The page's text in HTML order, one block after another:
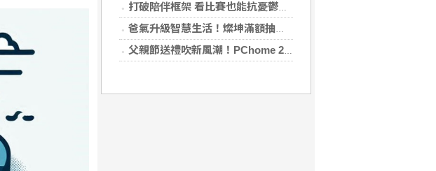
打破陪伴框架 看比賽也能抗憂鬱？日最新研究指出：觀看運動賽事 老年憂鬱症風險降低3成
爸氣升級智慧生活！燦坤滿額抽折疊旗艦機、台灣大 3C 豪禮最低 0 元帶回家
父親節送禮吹新風潮！PChome 24h 購物揭男香 TOP5 與居家健身器材買氣翻倍